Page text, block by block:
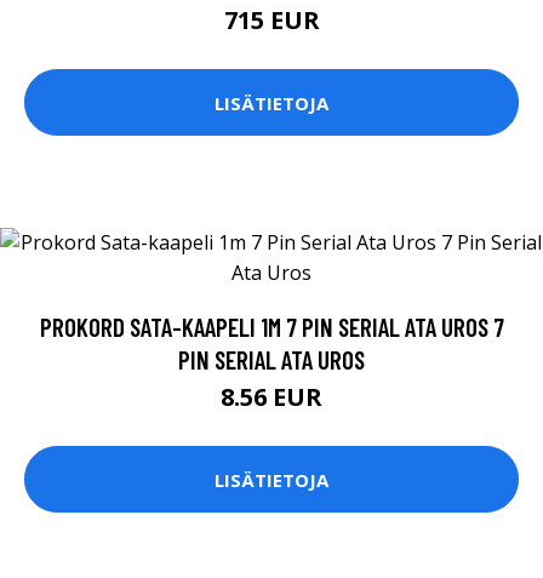
715 EUR
LISÄTIETOJA
PROKORD SATA-KAAPELI 1M 7 PIN SERIAL ATA UROS 7
PIN SERIAL ATA UROS
8.56 EUR
LISÄTIETOJA